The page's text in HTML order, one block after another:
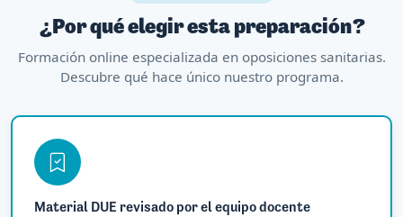
¿Por qué elegir esta preparación?
Formación online especializada en oposiciones sanitarias.
Descubre qué hace único nuestro programa.
Material DUE revisado por el equipo docente